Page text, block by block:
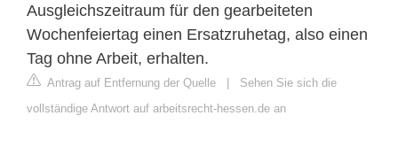
Ausgleichszeitraum für den gearbeiteten
Wochenfeiertag einen Ersatzruhetag, also einen
Tag ohne Arbeit, erhalten.
Antrag auf Entfernung der Quelle | Sehen Sie sich die
vollständige Antwort auf arbeitsrecht-hessen.de an